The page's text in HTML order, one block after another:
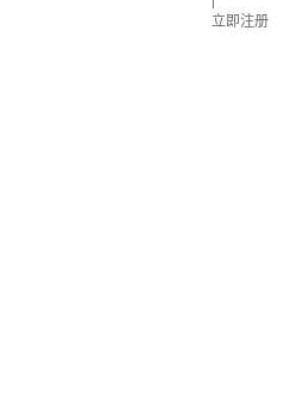
立即注册